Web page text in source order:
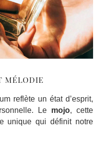
MÉLODIE
reflète un état d’esprit,
Le mojo, cette
unique qui définit notre